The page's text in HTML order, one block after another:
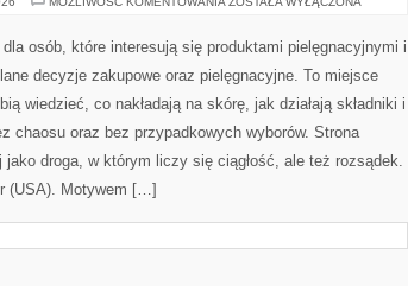
osób, które interesują się produktami pielęgnacyjnymi i
decyzje zakupowe oraz pielęgnacyjne. To miejsce
wiedzieć, co nakładają na skórę, jak działają składniki i
chaosu oraz bez przypadkowych wyborów. Strona
droga, w którym liczy się ciągłość, ale też rozsądek.
(USA). Motywem […]